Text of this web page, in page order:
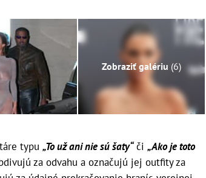
Zobraziť galériu (6)
typu „To už ani nie sú šaty“či „Ako je toto
za odvahu a označujú jej outfity za